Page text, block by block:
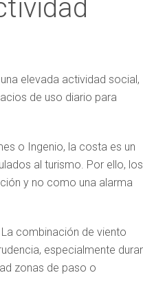
elevada actividad social,
de uso diario para
o Ingenio, la costa es un
al turismo. Por ello, los
y no como una alarma
combinación de viento
especialmente
zonas de paso o